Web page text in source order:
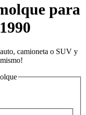
para
camioneta o SUV y